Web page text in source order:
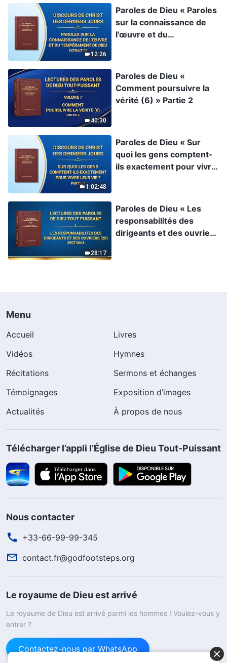
12:26
Paroles de Dieu « Paroles
sur la connaissance de
l'œuvre et du
40:30
Paroles de Dieu «
Comment poursuivre la
vérité (6) » Partie 2
1:02:48
Paroles de Dieu « Sur
quoi les gens comptent-
ils exactement pour vivre
28:17
Paroles de Dieu « Les
responsabilités des
dirigeants et des ouvriers
Menu
Accueil
Livres
Vidéos
Hymnes
Récitations
Sermons et échanges
Témoignages
Exposition d’images
Actualités
À propos de nous
Télécharger l’appli l’Église de Dieu Tout-Puissant
Nous contacter
+33-66-99-99-345
contact.fr@godfootsteps.org
Le royaume de Dieu est arrivé
Le royaume de Dieu est arrivé parmi les hommes ! Voulez-vous y
entrer ?
Contactez-nous par WhatsApp